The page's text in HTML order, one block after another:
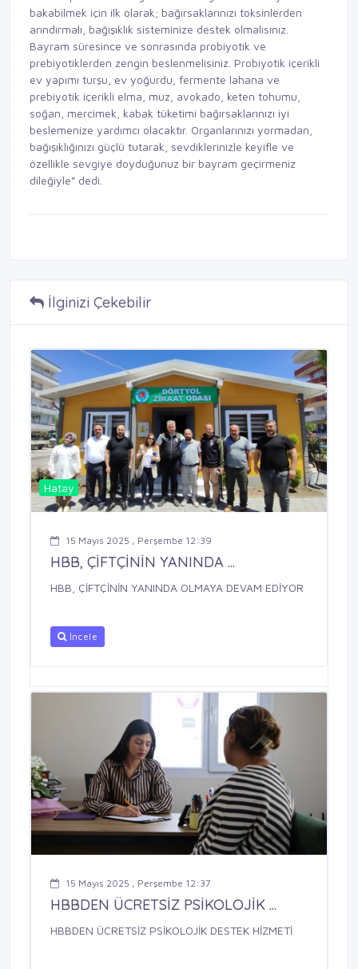
bakabilmek için ilk olarak; bağırsaklarınızı toksinlerden
arındırmalı, bağışıklık sisteminize destek olmalısınız.
Bayram süresince ve sonrasında probiyotik ve
prebiyotiklerden zengin beslenmelisiniz. Probiyotik içerikli
ev yapımı turşu, ev yoğurdu, fermente lahana ve
prebiyotik içerikli elma, muz, avokado, keten tohumu,
soğan, mercimek, kabak tüketimi bağırsaklarınızı iyi
beslemenize yardımcı olacaktır. Organlarınızı yormadan,
bağışıklığınızı güçlü tutarak, sevdiklerinizle keyifle ve
özellikle sevgiye doyduğunuz bir bayram geçirmeniz
dileğiyle” dedi.
İlginizi Çekebilir
Hatay
15 Mayıs 2025 , Perşembe 12:39
HBB, ÇİFTÇİNİN YANINDA ...
HBB, ÇİFTÇİNİN YANINDA OLMAYA DEVAM EDİYOR
İncele
15 Mayıs 2025 , Perşembe 12:37
HBBDEN ÜCRETSİZ PSİKOLOJİK ...
HBBDEN ÜCRETSİZ PSİKOLOJİK DESTEK HİZMETİ